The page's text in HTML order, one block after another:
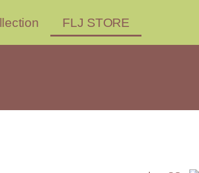
FLJ STORE